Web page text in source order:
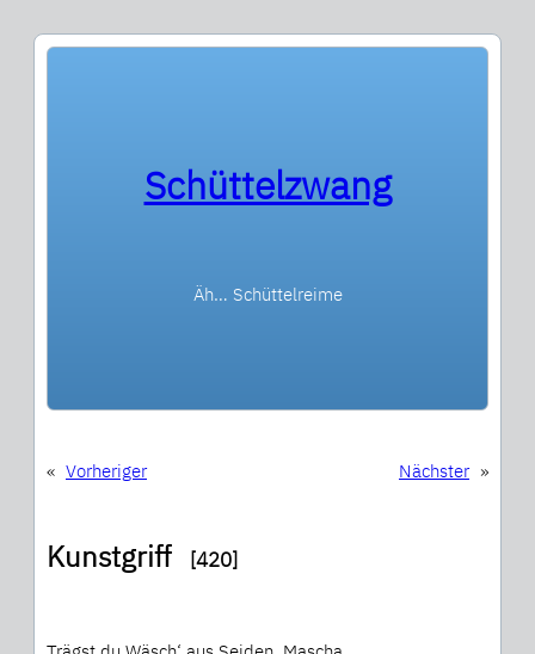
Schüttelzwang
Äh… Schüttelreime
« Vorheriger Nächster »
Kunstgriff[420]